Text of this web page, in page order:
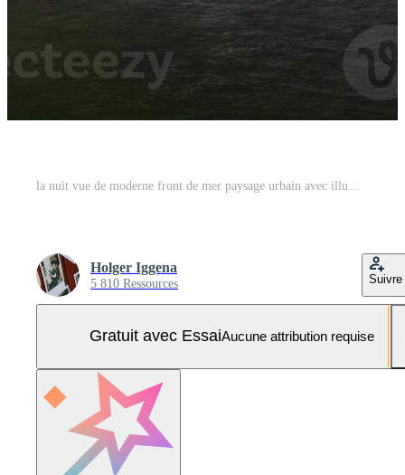
Holger Iggena
5 810 Ressources Suivre
Gratuit avec EssaiAucune attribution requise